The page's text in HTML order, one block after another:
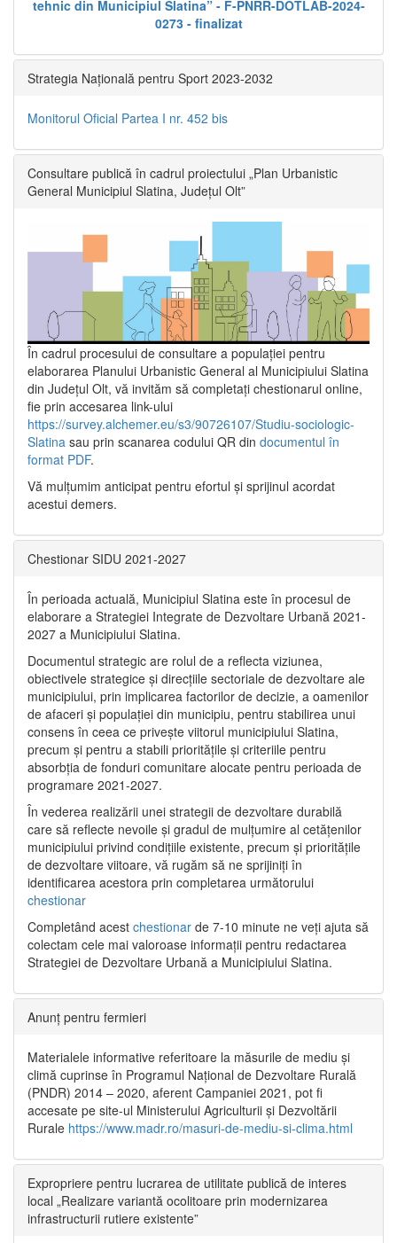
tehnic din Municipiul Slatina” - F-PNRR-DOTLAB-2024-
0273 - finalizat
Strategia Națională pentru Sport 2023-2032
Monitorul Oficial Partea I nr. 452 bis
Consultare publică în cadrul proiectului „Plan Urbanistic
General Municipiul Slatina, Județul Olt”
În cadrul procesului de consultare a populaţiei pentru
elaborarea Planului Urbanistic General al Municipiului Slatina
din Județul Olt, vă invităm să completați chestionarul online,
fie prin accesarea link-ului
https://survey.alchemer.eu/s3/90726107/Studiu-sociologic-
Slatina sau prin scanarea codului QR din documentul în
format PDF.
Vă mulţumim anticipat pentru efortul şi sprijinul acordat
acestui demers.
Chestionar SIDU 2021-2027
În perioada actuală, Municipiul Slatina este în procesul de
elaborare a Strategiei Integrate de Dezvoltare Urbană 2021‐
2027 a Municipiului Slatina.
Documentul strategic are rolul de a reflecta viziunea,
obiectivele strategice și direcțiile sectoriale de dezvoltare ale
municipiului, prin implicarea factorilor de decizie, a oamenilor
de afaceri și populației din municipiu, pentru stabilirea unui
consens în ceea ce privește viitorul municipiului Slatina,
precum și pentru a stabili prioritățile și criteriile pentru
absorbția de fonduri comunitare alocate pentru perioada de
programare 2021-2027.
În vederea realizării unei strategii de dezvoltare durabilă
care să reflecte nevoile și gradul de mulțumire al cetățenilor
municipiului privind condițiile existente, precum și prioritățile
de dezvoltare viitoare, vă rugăm să ne sprijiniți în
identificarea acestora prin completarea următorului
chestionar
Completând acest chestionar de 7-10 minute ne veți ajuta să
colectam cele mai valoroase informații pentru redactarea
Strategiei de Dezvoltare Urbană a Municipiului Slatina.
Anunț pentru fermieri
Materialele informative referitoare la măsurile de mediu și
climă cuprinse în Programul Național de Dezvoltare Rurală
(PNDR) 2014 – 2020, aferent Campaniei 2021, pot fi
accesate pe site-ul Ministerului Agriculturii și Dezvoltării
Rurale https://www.madr.ro/masuri-de-mediu-si-clima.html
Expropriere pentru lucrarea de utilitate publică de interes
local „Realizare variantă ocolitoare prin modernizarea
infrastructurii rutiere existente”